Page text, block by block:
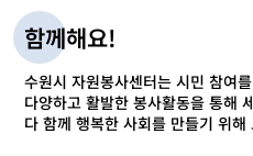
함께해요!
수원시 자원봉사센터는 시민 참여
다양하고 활발한 봉사활동을 통해
다 함께 행복한 사회를 만들기 위해